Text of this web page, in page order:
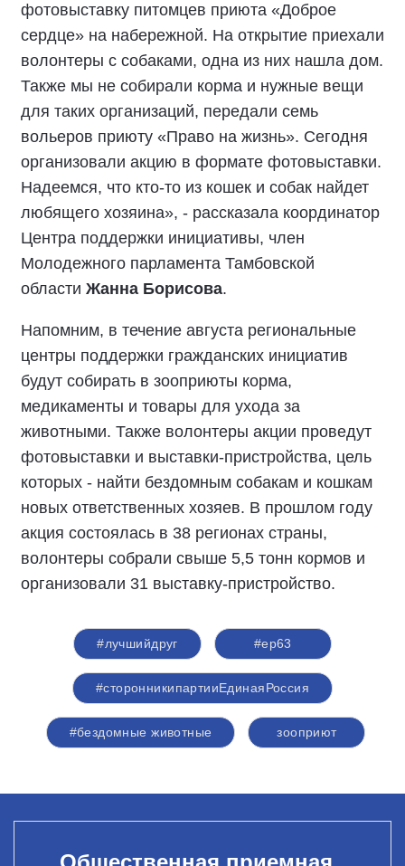
фотовыставку питомцев приюта «Доброе
сердце» на набережной. На открытие приехали
волонтеры с собаками, одна из них нашла дом.
Также мы не собирали корма и нужные вещи
для таких организаций, передали семь
вольеров приюту «Право на жизнь». Сегодня
организовали акцию в формате фотовыставки.
Надеемся, что кто-то из кошек и собак найдет
любящего хозяина», - рассказала координатор
Центра поддержки инициативы, член
Молодежного парламента Тамбовской
области Жанна Борисова.
Напомним, в течение августа региональные
центры поддержки гражданских инициатив
будут собирать в зооприюты корма,
медикаменты и товары для ухода за
животными. Также волонтеры акции проведут
фотовыставки и выставки-пристройства, цель
которых - найти бездомным собакам и кошкам
новых ответственных хозяев. В прошлом году
акция состоялась в 38 регионах страны,
волонтеры собрали свыше 5,5 тонн кормов и
организовали 31 выставку-пристройство.
#лучшийдруг #ер63
#сторонникипартииЕдинаяРоссия
#бездомные животные зооприют